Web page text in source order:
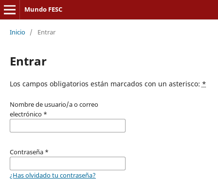
Mundo FESC
Inicio / Entrar
Entrar
Los campos obligatorios están marcados con un asterisco: *
Nombre de usuario/a o correo
electrónico *
Contraseña *
¿Has olvidado tu contraseña?